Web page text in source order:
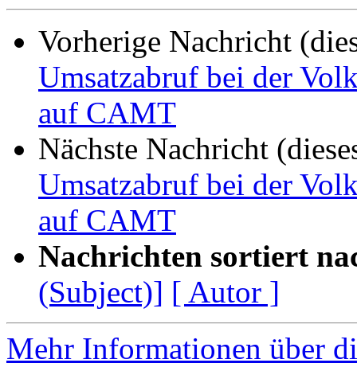
Vorherige Nachricht
Umsatzabruf bei der
auf CAMT
Nächste Nachricht
Umsatzabruf bei der
auf CAMT
Nachrichten sortiert
(Subject)] [ Autor ]
Mehr Informationen über